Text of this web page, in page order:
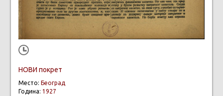
НОВИ покрет
Место: Београд
Година: 1927